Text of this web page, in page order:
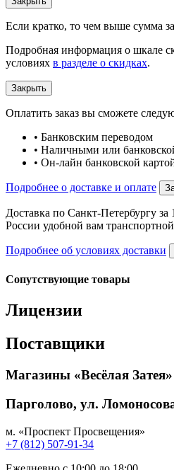
Если кратко, то чем выше сумма
Подробная информация о шкале
условиях в разделе о скидках.
Закрыть
Оплатить заказ вы сможете
• Банковским переводом
• Наличными или
• Он-лайн банковской
Подробнее о доставке и оплате
Доставка по Санкт-Петербургу за
России удобной вам
Подробнее об условиях доставки
Сопутствующие товары
Лицензии
Поставщики
Магазины «Весёлая
Парголово, ул.
м. «Проспект Просвещения»
+7 (812) 507-91-34